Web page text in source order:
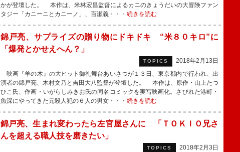
かが登壇した。 本作は、米林宏昌監督によるカニのきょうだいの大冒険ファン
タジー「カニーニとカニーノ」、百瀬義・・・ 続きを読む
錦戸亮、サプライズの贈り物にドキドキ “米８０キロ”に
「爆発とかせえへん？」
TOPICS
2018年2月13日
映画『羊の木』の大ヒット御礼舞台あいさつが１３日、東京都内で行われ、出
演者の錦戸亮、木村文乃と吉田大八監督が登壇した。 本作は、原作・山上たつ
ひこ氏、作画・いがらしみきお氏の同名コミックを実写映画化。さびれた港町・
魚深にやってきた元殺人犯の６人の男女・・・ 続きを読む
錦戸亮、生まれ変わったら左官屋さんに 「ＴＯＫＩＯ兄さ
んを超える職人技を磨きたい」
TOPICS
2018年2月3日